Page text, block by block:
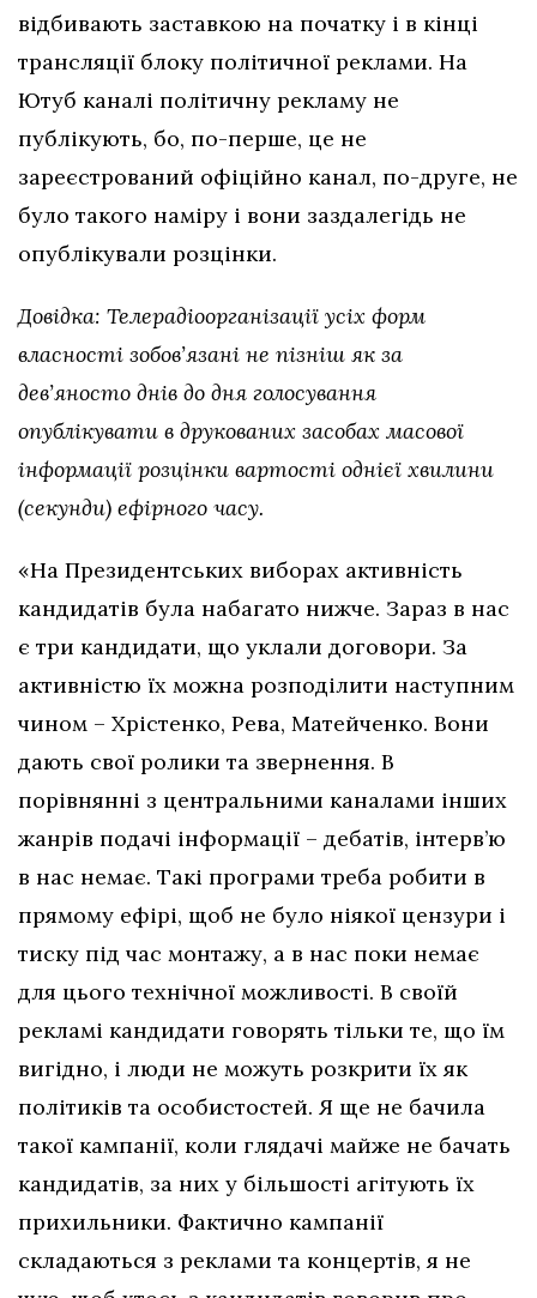
відбивають заставкою на початку і в кінці
трансляції блоку політичної реклами. На
Ютуб каналі політичну рекламу не
публікують, бо, по-перше, це не
зареєстрований офіційно канал, по-друге, не
було такого наміру і вони заздалегідь не
опублікували розцінки.
Довідка: Телерадіоорганізації усіх форм
власності зобов’язані не пізніш як за
дев’яносто днів до дня голосування
опублікувати в друкованих засобах масової
інформації розцінки вартості однієї хвилини
(секунди) ефірного часу.
«На Президентських виборах активність
кандидатів була набагато нижче. Зараз в нас
є три кандидати, що уклали договори. За
активністю їх можна розподілити наступним
чином – Хрістенко, Рева, Матейченко. Вони
дають свої ролики та звернення. В
порівнянні з центральними каналами інших
жанрів подачі інформації – дебатів, інтерв’ю
в нас немає. Такі програми треба робити в
прямому ефірі, щоб не було ніякої цензури і
тиску під час монтажу, а в нас поки немає
для цього технічної можливості. В своїй
рекламі кандидати говорять тільки те, що їм
вигідно, і люди не можуть розкрити їх як
політиків та особистостей. Я ще не бачила
такої кампанії, коли глядачі майже не бачать
кандидатів, за них у більшості агітують їх
прихильники. Фактично кампанії
складаються з реклами та концертів, я не